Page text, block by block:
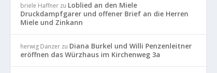
briele Haffner zu Loblied an den Miele
Druckdampfgarer und offener Brief an die Herren
Miele und Zinkann
herwig Danzer zu Diana Burkel und Willi Penzenleitner
eröffnen das Würzhaus im Kirchenweg 3a